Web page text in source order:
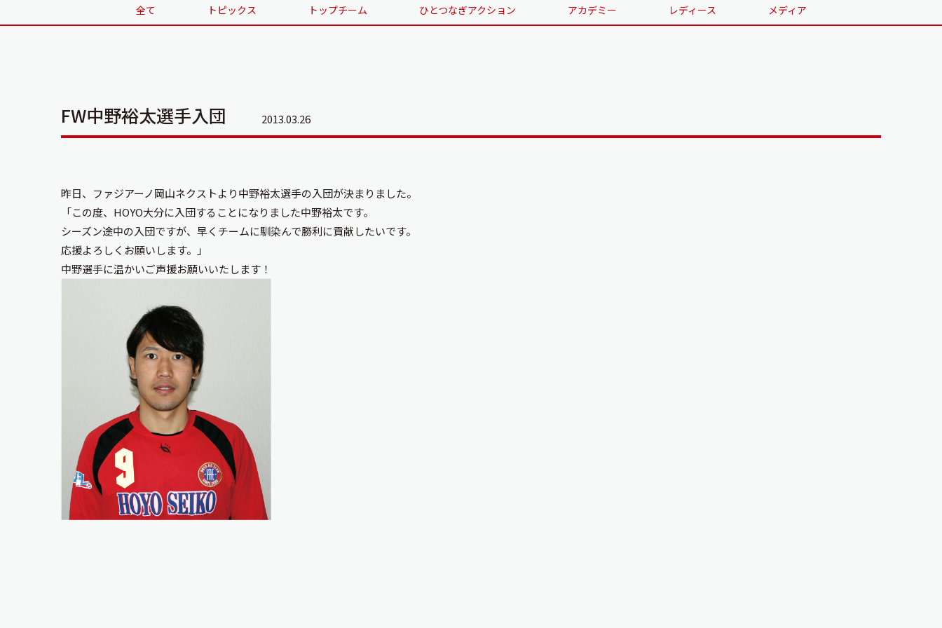
全て トピックス トップチーム ひとつなぎアクション アカデミー レディース メディア
FW中野裕太選手入団 2013.03.26
昨日、ファジアーノ岡山ネクストより中野裕太選手の入団が決まりました。
「この度、HOYO大分に入団することになりました中野裕太です。
シーズン途中の入団ですが、早くチームに馴染んで勝利に貢献したいです。
応援よろしくお願いします。」
中野選手に温かいご声援お願いいたします！